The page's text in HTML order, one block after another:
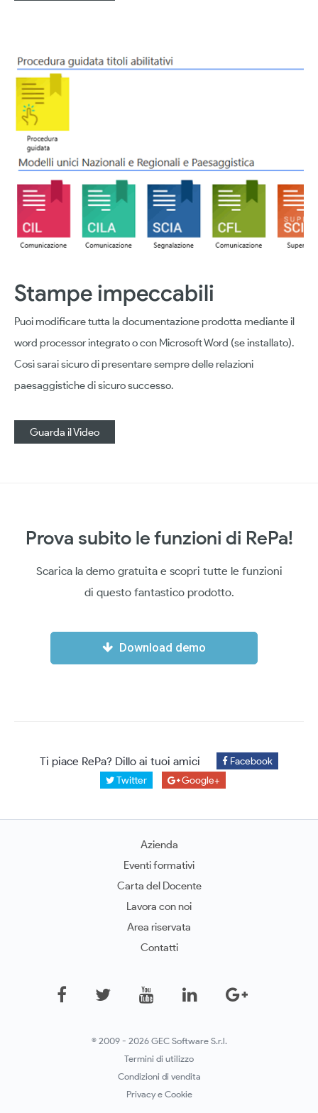
Stampe impeccabili
Puoi modificare tutta la documentazione prodotta mediante il
word processor integrato o con Microsoft Word (se installato).
Così sarai sicuro di presentare sempre delle relazioni
paesaggistiche di sicuro successo.
Guarda il Video
Prova subito le funzioni di RePa!
Scarica la demo gratuita e scopri tutte le funzioni
di questo fantastico prodotto.
Download demo
Ti piace RePa? Dillo ai tuoi amici
Facebook
Twitter
Google+
Azienda
Eventi formativi
Carta del Docente
Lavora con noi
Area riservata
Contatti
© 2009 - 2026 GEC Software S.r.l.
Termini di utilizzo
Condizioni di vendita
Privacy e Cookie